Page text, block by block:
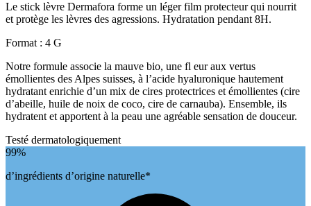
Le stick lèvre Dermafora forme un léger film protecteur qui nourrit
et protège les lèvres des agressions. Hydratation pendant 8H.
Format : 4 G
Notre formule associe la mauve bio, une fl eur aux vertus
émollientes des Alpes suisses, à l’acide hyaluronique hautement
hydratant enrichie d’un mix de cires protectrices et émollientes (cire
d’abeille, huile de noix de coco, cire de carnauba). Ensemble, ils
hydratent et apportent à la peau une agréable sensation de douceur.
Testé dermatologiquement
99%
d’ingrédients d’origine naturelle*